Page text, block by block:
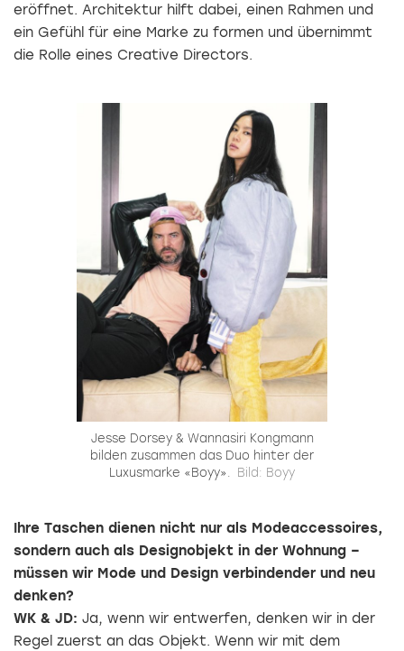
eröffnet. Architektur hilft dabei, einen Rahmen und
ein Gefühl für eine Marke zu formen und übernimmt
die Rolle eines Creative Directors.
Jesse Dorsey & Wannasiri Kongmann
bilden zusammen das Duo hinter der
Luxusmarke «Boyy».
Bild: Boyy
Ihre Taschen dienen nicht nur als Modeaccessoires,
sondern auch als Designobjekt in der Wohnung –
müssen wir Mode und Design verbindender und neu
denken?
WK & JD: Ja, wenn wir entwerfen, denken wir in der
Regel zuerst an das Objekt. Wenn wir mit dem